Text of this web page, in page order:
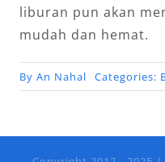
liburan pun akan
mudah dan hemat.
By An Nahal Categories: